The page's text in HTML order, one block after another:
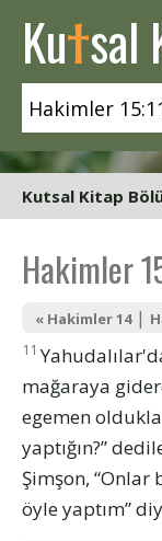
Kutsal
Kutsal Kitap
Hakimler
« Hakimler 14|
11
mağaraya
egemen
yaptığın?”
Şimşon, “Onlar
öyle yaptım”